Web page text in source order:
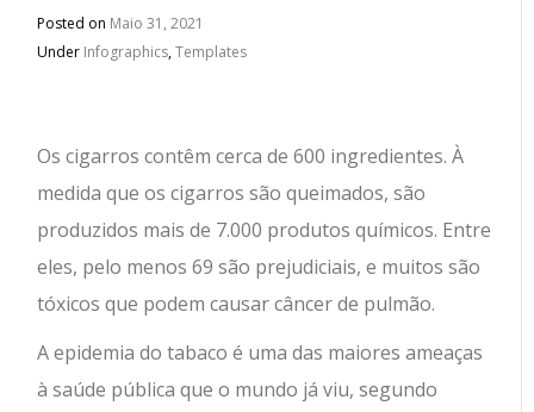
Posted on Maio 31, 2021
Under Infographics,Templates
Os cigarros contêm cerca de 600 ingredientes. À
medida que os cigarros são queimados, são
produzidos mais de 7.000 produtos químicos. Entre
eles, pelo menos 69 são prejudiciais, e muitos são
tóxicos que podem causar câncer de pulmão.
A epidemia do tabaco é uma das maiores ameaças
à saúde pública que o mundo já viu, segundo